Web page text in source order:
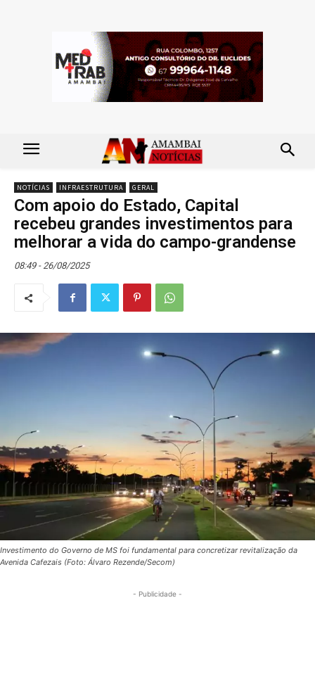
NOTÍCIAS INFRAESTRUTURA GERAL
Com apoio do Estado, Capital
recebeu grandes investimentos para
melhorar a vida do campo-grandense
08:49 - 26/08/2025
Investimento do Governo de MS foi fundamental para concretizar revitalização da
Avenida Cafezais (Foto: Álvaro Rezende/Secom)
- Publicidade -